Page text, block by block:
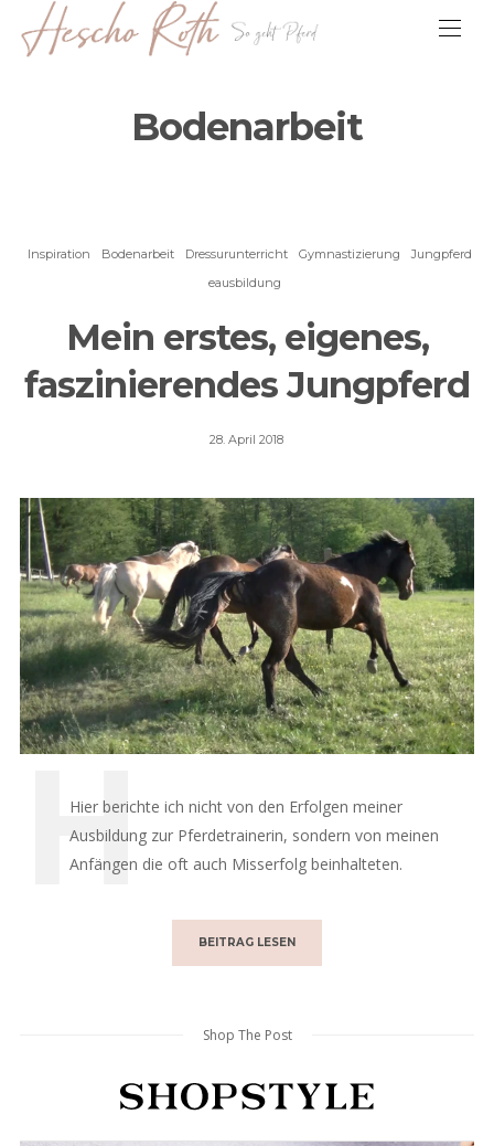
Bodenarbeit
Inspiration Bodenarbeit Dressurunterricht Gymnastizierung
Jungpferd
eausbildung
Mein erstes, eigenes,
faszinierendes Jungpferd
Posted
28. April 2018
Hier berichte ich nicht von den Erfolgen meiner
Ausbildung zur Pferdetrainerin, sondern von meinen
Anfängen die oft auch Misserfolg beinhalteten.
BEITRAG LESEN
Shop The Post